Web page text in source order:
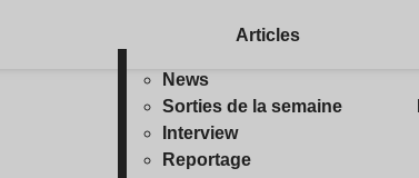
Articles
News
Sorties de la semaine
Interview
Reportage